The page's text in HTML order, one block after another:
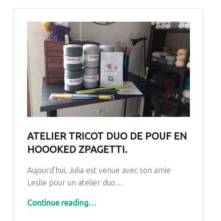
ATELIER TRICOT DUO DE POUF EN
HOOOKED ZPAGETTI.
Aujourd’hui, Julia est venue avec son amie
Leslie pour un atelier duo…
Continue reading“Atelier tricot duo de pouf en Hoooked Zpagetti.”
…